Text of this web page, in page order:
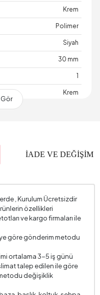
Krem
Polimer
Siyah
30 mm
1
Krem
1720 mm
7162
Çok Renkli
50x50 cm
Gör
İADE VE DEĞİŞİM
, Kurulum Ücretsizdir
özellikleri
ve kargo firmaları ile
göre gönderim metodu
ortalama 3-5 iş günü
talep edilen ile göre
değişiklik